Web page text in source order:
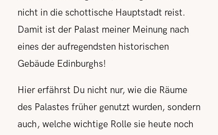
nicht in die schottische Hauptstadt reist.
Damit ist der Palast meiner Meinung nach
eines der aufregendsten historischen
Gebäude Edinburghs!
Hier erfährst Du nicht nur, wie die Räume
des Palastes früher genutzt wurden, sondern
auch, welche wichtige Rolle sie heute noch